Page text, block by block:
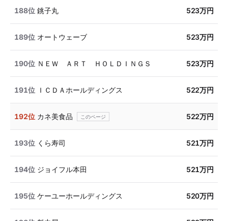
188位 銚子丸 523万円
189位 オートウェーブ 523万円
190位 ＮＥＷ ＡＲＴ ＨＯＬＤＩＮＧＳ 523万円
191位 ＩＣＤＡホールディングス 522万円
192位 カネ美食品 522万円
193位 くら寿司 521万円
194位 ジョイフル本田 521万円
195位 ケーユーホールディングス 520万円